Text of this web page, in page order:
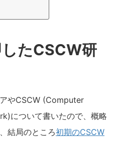
たCSCW研
やCSCW (Computer
について書いたので、概略
結局のところ初期のCSCW